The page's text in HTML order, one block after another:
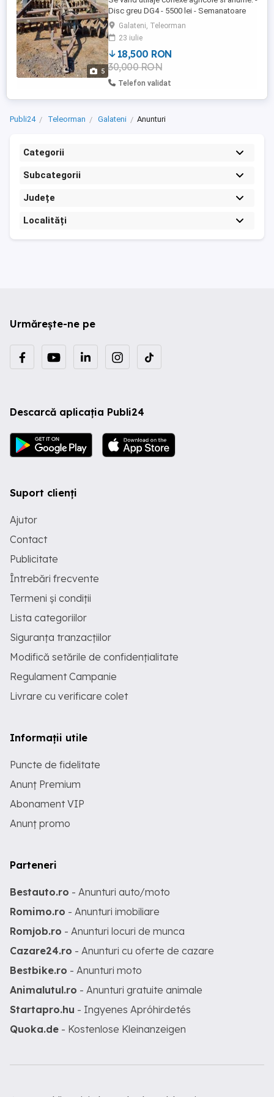
5
Disc greu DG4 - 5500 lei - Semanatoare
floarea soarelui porumb cu fertilizator
completa - 4500 lei - Prasitoare - 3000 lei -
PAC transport - 3500 lei - Caruta modificata
transport pentru agatare de tractor, baza
din polipropilena, scanduri noi vopsite pe
lateral ...
Galateni, Teleorman
23 iulie
18,500 RON
30,000 RON
Telefon validat
Publi24 Teleorman Galateni Anunturi
Categorii
Subcategorii
Județe
Localități
Urmărește-ne pe
Descarcă aplicația Publi24
Suport clienți
Ajutor
Contact
Publicitate
Întrebări frecvente
Termeni și condiții
Lista categoriilor
Siguranța tranzacțiilor
Modifică setările de confidențialitate
Regulament Campanie
Livrare cu verificare colet
Informații utile
Puncte de fidelitate
Anunț Premium
Abonament VIP
Anunț promo
Parteneri
Bestauto.ro - Anunturi auto/moto
Romimo.ro - Anunturi imobiliare
Romjob.ro - Anunturi locuri de munca
Cazare24.ro - Anunturi cu oferte de cazare
Bestbike.ro - Anunturi moto
Animalutul.ro - Anunturi gratuite animale
Startapro.hu - Ingyenes Apróhirdetés
Quoka.de - Kostenlose Kleinanzeigen